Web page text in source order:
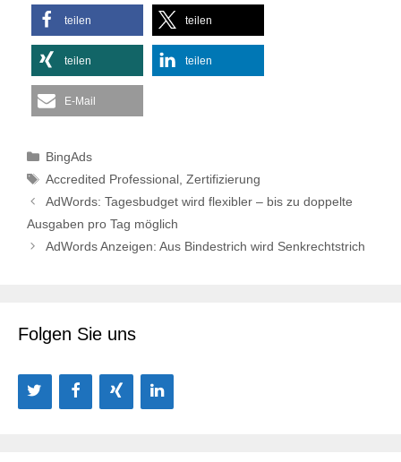
teilen teilen
teilen teilen
E-Mail
Kategorien
BingAds
Schlagwörter
Accredited Professional ,Zertifizierung
AdWords: Tagesbudget wird flexibler – bis zu doppelte
Ausgaben pro Tag möglich
AdWords Anzeigen: Aus Bindestrich wird Senkrechtstrich
Folgen Sie uns